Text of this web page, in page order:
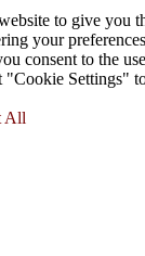
to give you
your
consent to the
Settings"
All